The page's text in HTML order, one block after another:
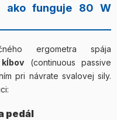
ako funguje 80 W
ergometra spája
(continuous passive
pri návrate svalovej sily.
pedál